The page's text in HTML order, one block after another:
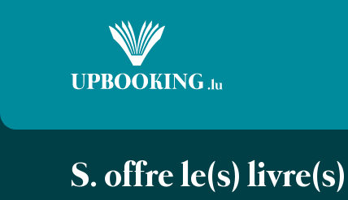
S. offre le(s) livre(s)